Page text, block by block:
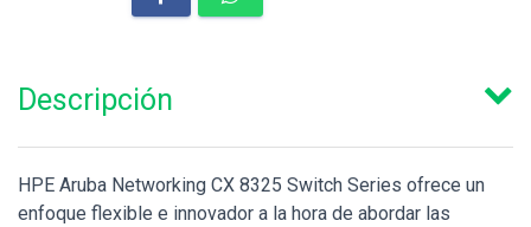
Descripción
HPE Aruba Networking CX 8325 Switch Series ofrece un
enfoque flexible e innovador a la hora de abordar las